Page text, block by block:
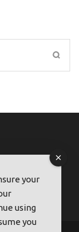
your
using
you